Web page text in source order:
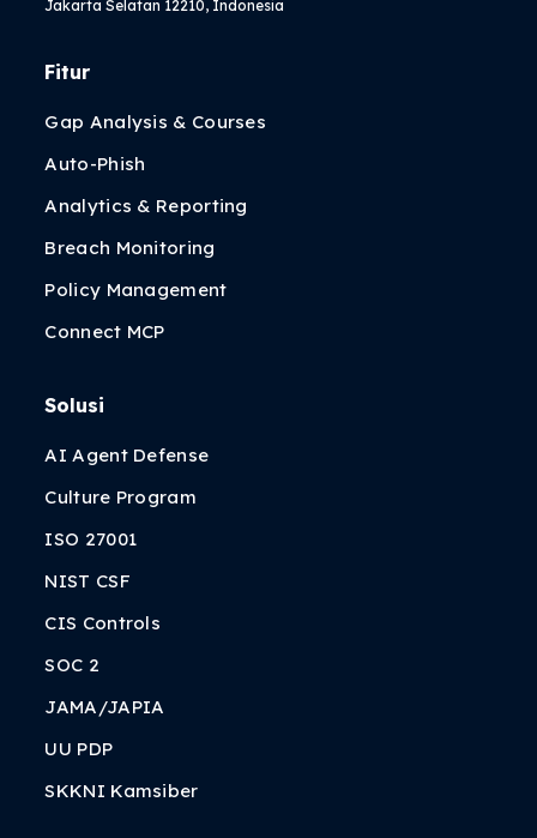
Jakarta Selatan 12210, Indonesia
Fitur
Gap Analysis & Courses
Auto-Phish
Analytics & Reporting
Breach Monitoring
Policy Management
Connect MCP
Solusi
AI Agent Defense
Culture Program
ISO 27001
NIST CSF
CIS Controls
SOC 2
JAMA/JAPIA
UU PDP
SKKNI Kamsiber